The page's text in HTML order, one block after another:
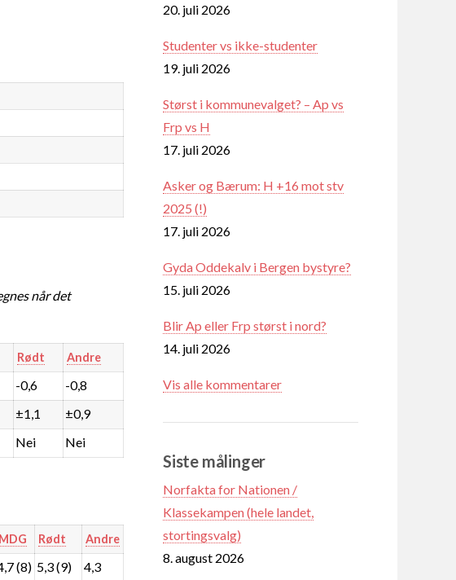
når det
Rødt Andre
-0,6 -0,8
±1,1 ±0,9
Nei Nei
MDG Rødt Andre
(8) 5,3 (9) 4,3
20. juli 2026
Studenter vs ikke-studenter
19. juli 2026
Størst i kommunevalget? – Ap vs
Frp vs H
17. juli 2026
Asker og Bærum: H +16 mot stv
2025 (!)
17. juli 2026
Gyda Oddekalv i Bergen bystyre?
15. juli 2026
Blir Ap eller Frp størst i nord?
14. juli 2026
Vis alle kommentarer
Siste målinger
Norfakta for Nationen /
Klassekampen (hele landet,
stortingsvalg)
8. august 2026